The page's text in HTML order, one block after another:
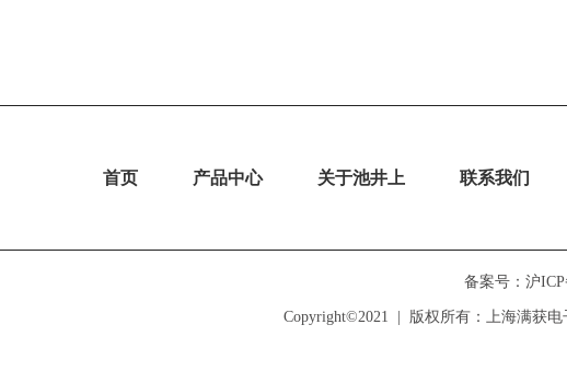
Copyright©2021  |  版权所有：上海满获
首页 产品中心 关于池井上 联系我们
备案号：沪ICP